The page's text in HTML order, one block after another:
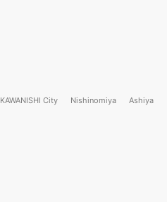
KAWANISHI City Nishinomiya Ashiya